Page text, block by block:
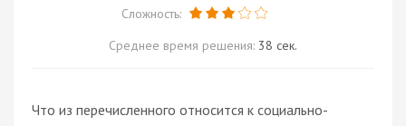
Сложность:
Среднее время решения: 38 сек.
Что из перечисленного относится к социально-